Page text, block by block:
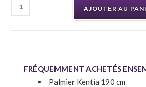
AJOUTER AU
FRÉQUEMMENT ACHETÉS
Palmier Kentia 190 cm